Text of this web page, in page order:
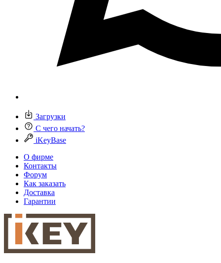
Загрузки
С чего начать?
iKeyBase
О фирме
Контакты
Форум
Как заказать
Доставка
Гарантии